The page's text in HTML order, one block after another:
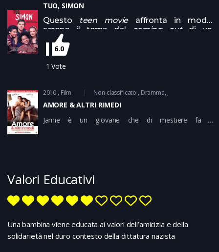
TUO, SIMON
Questo
teen movieaffronta in modo
sereno il tema del
coming outdi un
adolescente che sente di avere inclinazioni
omosessuali. Un film interessante che però
tradisce la sua impostazione ideologica. Su
Netflix
6.0
1 Vote
2010 Film Non classificato Dramma
AMORE & ALTRI RIMEDI
Jamie è un giovane che di mestiere fa il
Forse è per questo motivo che accetta con
qualsiasi forma di legame duraturo perché sa che il
nessuno..
Valori Educativi
Una bambina viene educata ai valori dell’amicizia e della
solidarietà nel duro contesto della dittatura nazista